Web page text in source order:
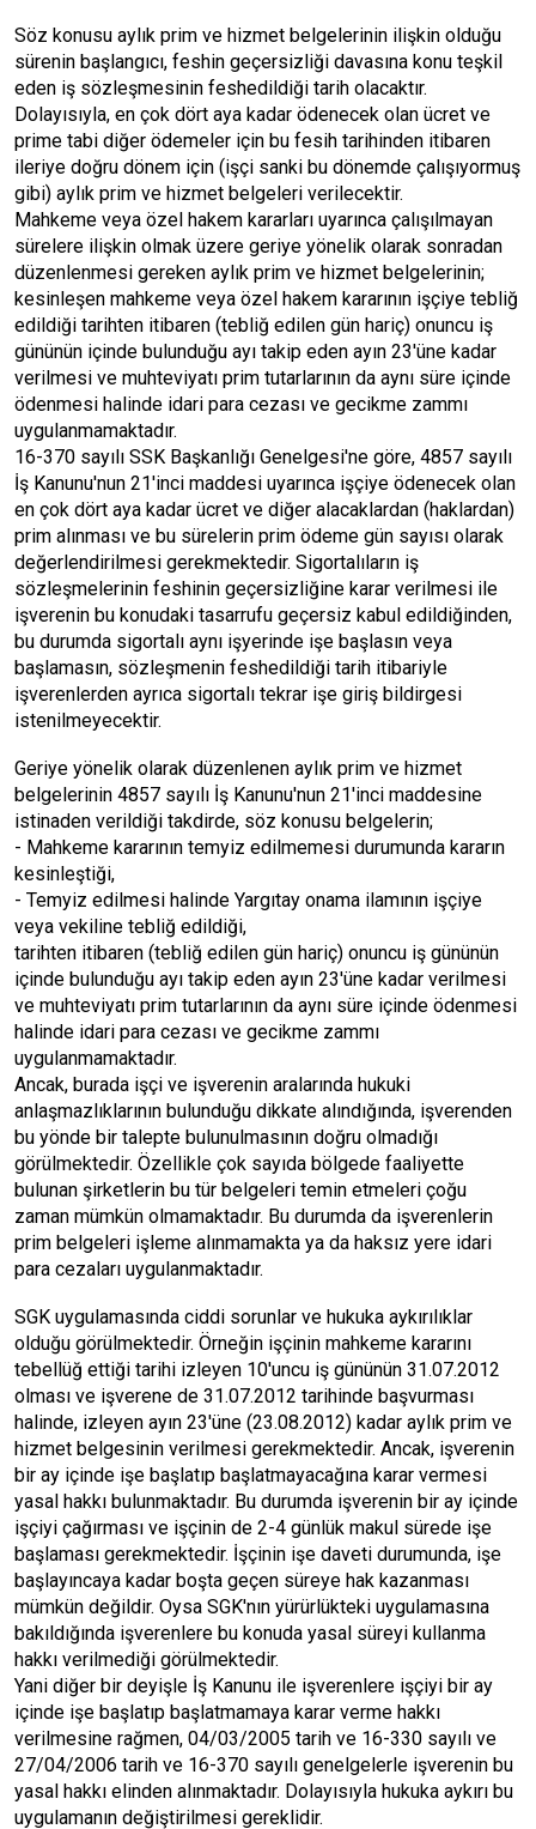
Söz konusu aylık prim ve hizmet belgelerinin ilişkin olduğu
sürenin başlangıcı, feshin geçersizliği davasına konu teşkil
eden iş sözleşmesinin feshedildiği tarih olacaktır.
Dolayısıyla, en çok dört aya kadar ödenecek olan ücret ve
prime tabi diğer ödemeler için bu fesih tarihinden itibaren
ileriye doğru dönem için (işçi sanki bu dönemde çalışıyormuş
gibi) aylık prim ve hizmet belgeleri verilecektir.
Mahkeme veya özel hakem kararları uyarınca çalışılmayan
sürelere ilişkin olmak üzere geriye yönelik olarak sonradan
düzenlenmesi gereken aylık prim ve hizmet belgelerinin;
kesinleşen mahkeme veya özel hakem kararının işçiye tebliğ
edildiği tarihten itibaren (tebliğ edilen gün hariç) onuncu iş
gününün içinde bulunduğu ayı takip eden ayın 23'üne kadar
verilmesi ve muhteviyatı prim tutarlarının da aynı süre içinde
ödenmesi halinde idari para cezası ve gecikme zammı
uygulanmamaktadır.
16-370 sayılı SSK Başkanlığı Genelgesi'ne göre, 4857 sayılı
İş Kanunu'nun 21'inci maddesi uyarınca işçiye ödenecek olan
en çok dört aya kadar ücret ve diğer alacaklardan (haklardan)
prim alınması ve bu sürelerin prim ödeme gün sayısı olarak
değerlendirilmesi gerekmektedir. Sigortalıların iş
sözleşmelerinin feshinin geçersizliğine karar verilmesi ile
işverenin bu konudaki tasarrufu geçersiz kabul edildiğinden,
bu durumda sigortalı aynı işyerinde işe başlasın veya
başlamasın, sözleşmenin feshedildiği tarih itibariyle
işverenlerden ayrıca sigortalı tekrar işe giriş bildirgesi
istenilmeyecektir.
Geriye yönelik olarak düzenlenen aylık prim ve hizmet
belgelerinin 4857 sayılı İş Kanunu'nun 21'inci maddesine
istinaden verildiği takdirde, söz konusu belgelerin;
- Mahkeme kararının temyiz edilmemesi durumunda kararın
kesinleştiği,
- Temyiz edilmesi halinde Yargıtay onama ilamının işçiye
veya vekiline tebliğ edildiği,
tarihten itibaren (tebliğ edilen gün hariç) onuncu iş gününün
içinde bulunduğu ayı takip eden ayın 23'üne kadar verilmesi
ve muhteviyatı prim tutarlarının da aynı süre içinde ödenmesi
halinde idari para cezası ve gecikme zammı
uygulanmamaktadır.
Ancak, burada işçi ve işverenin aralarında hukuki
anlaşmazlıklarının bulunduğu dikkate alındığında, işverenden
bu yönde bir talepte bulunulmasının doğru olmadığı
görülmektedir. Özellikle çok sayıda bölgede faaliyette
bulunan şirketlerin bu tür belgeleri temin etmeleri çoğu
zaman mümkün olmamaktadır. Bu durumda da işverenlerin
prim belgeleri işleme alınmamakta ya da haksız yere idari
para cezaları uygulanmaktadır.
SGK uygulamasında ciddi sorunlar ve hukuka aykırılıklar
olduğu görülmektedir. Örneğin işçinin mahkeme kararını
tebellüğ ettiği tarihi izleyen 10'uncu iş gününün 31.07.2012
olması ve işverene de 31.07.2012 tarihinde başvurması
halinde, izleyen ayın 23'üne (23.08.2012) kadar aylık prim ve
hizmet belgesinin verilmesi gerekmektedir. Ancak, işverenin
bir ay içinde işe başlatıp başlatmayacağına karar vermesi
yasal hakkı bulunmaktadır. Bu durumda işverenin bir ay içinde
işçiyi çağırması ve işçinin de 2-4 günlük makul sürede işe
başlaması gerekmektedir. İşçinin işe daveti durumunda, işe
başlayıncaya kadar boşta geçen süreye hak kazanması
mümkün değildir. Oysa SGK'nın yürürlükteki uygulamasına
bakıldığında işverenlere bu konuda yasal süreyi kullanma
hakkı verilmediği görülmektedir.
Yani diğer bir deyişle İş Kanunu ile işverenlere işçiyi bir ay
içinde işe başlatıp başlatmamaya karar verme hakkı
verilmesine rağmen, 04/03/2005 tarih ve 16-330 sayılı ve
27/04/2006 tarih ve 16-370 sayılı genelgelerle işverenin bu
yasal hakkı elinden alınmaktadır. Dolayısıyla hukuka aykırı bu
uygulamanın değiştirilmesi gereklidir.